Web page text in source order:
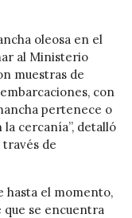
oleosa en el
al Ministerio
muestras de
embarcaciones, con
pertenece o
cercanía”, detalló
través de
hasta el momento,
que se encuentra